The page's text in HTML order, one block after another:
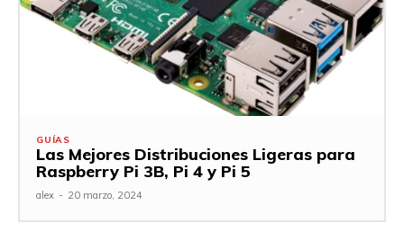
GUÍAS
Las Mejores Distribuciones Ligeras para
Raspberry Pi 3B, Pi 4 y Pi 5
alex - 20 marzo, 2024